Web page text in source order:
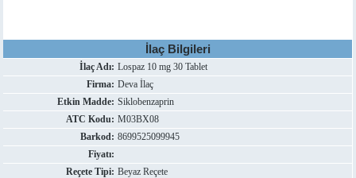
İlaç Bilgileri
İlaç Adı: Lospaz 10 mg 30 Tablet
Firma: Deva İlaç
Etkin Madde: Siklobenzaprin
ATC Kodu: M03BX08
Barkod: 8699525099945
Fiyatı:
Reçete Tipi: Beyaz Reçete